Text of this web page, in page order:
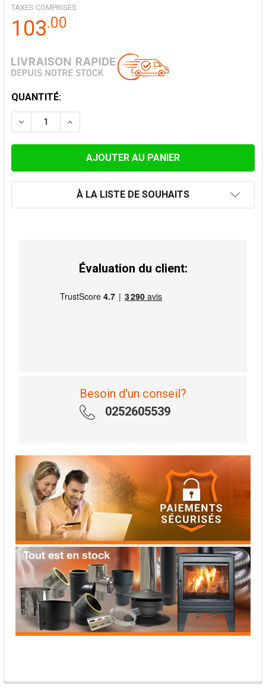
TAXES COMPRISES
103.00
STOCK
ACTUEL:
QUANTITÉ:
DIMINUER LA QUANTITÉ DE COQUILLE ISOLANTE 40
AUGMENTER LA QUANTITÉ DE COQUILLE
À LA LISTE DE SOUHAITS
Évaluation du client:
Besoin d'un conseil?
0252605539